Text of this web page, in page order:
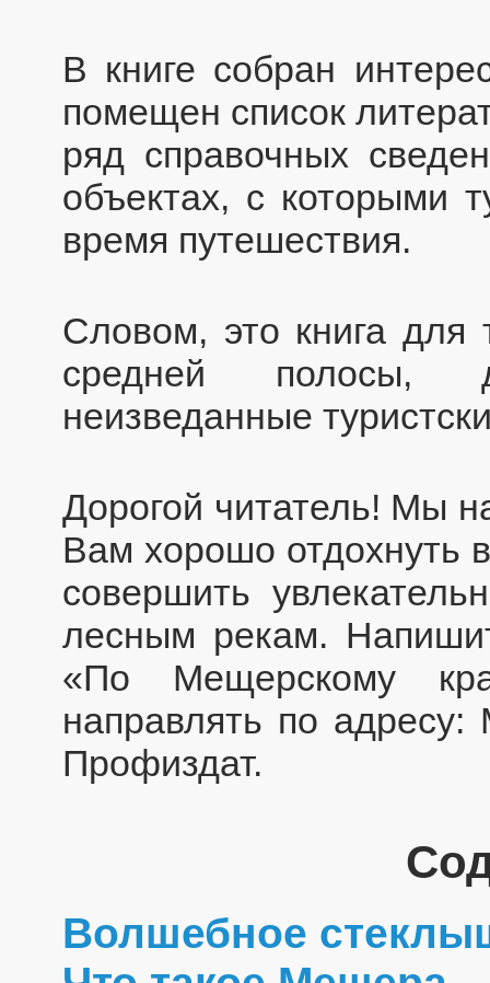
В книге собран
помещен список
ряд справочных
объектах, с которыми
время путешествия.
Словом, это книга для
средней полосы,
неизведанные
Дорогой читатель! Мы
Вам хорошо отдохнуть
совершить
лесным рекам.
«По Мещерскому
направлять по
Профиздат.
Волшебное